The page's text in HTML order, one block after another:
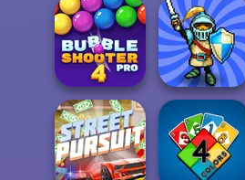
Hand Me The
Goods
Squid Battle
Simulator
Bubble Shooter
Pro 4
Royal Offense